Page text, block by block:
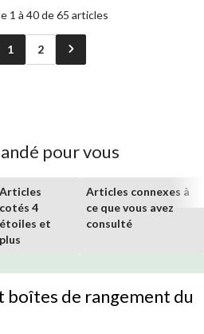
1 à 40 de 65 articles
1 2
pour vous
Articles
cotés 4
étoiles et
plus
Articles connexes à
ce que vous avez
consulté
boîtes de rangement du